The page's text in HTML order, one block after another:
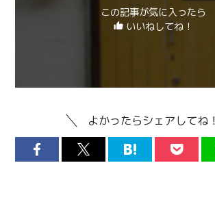
この記事が気に入ったら
いいねしてね！
よかったらシェアしてね！